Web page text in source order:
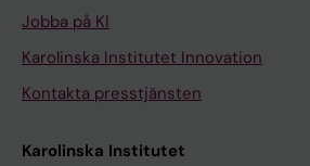
Jobba på KI
Karolinska Institutet Innovation
Kontakta presstjänsten
Karolinska Institutet